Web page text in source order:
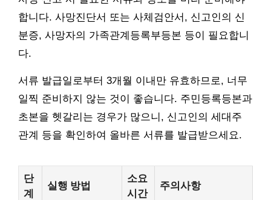
합니다. 사망진단서 또는 사체검안서, 신고인의 신
분증, 사망자의 가족관계등록부등본 등이 필요합니
다.
서류 발급일로부터 3개월 이내만 유효하므로, 너무
일찍 준비하지 않는 것이 좋습니다. 주민등록등본과
초본을 헷갈리는 경우가 많으니, 신고인의 세대주
관계 등을 확인하여 올바른 서류를 발급받으세요.
단
계
실행 방법
소요
시간
주의사항